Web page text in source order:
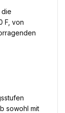
die
F, von
sowohl mit